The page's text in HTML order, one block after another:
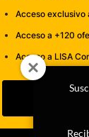
Acceso exclusivo
Acceso a +120
Acceso a LISA